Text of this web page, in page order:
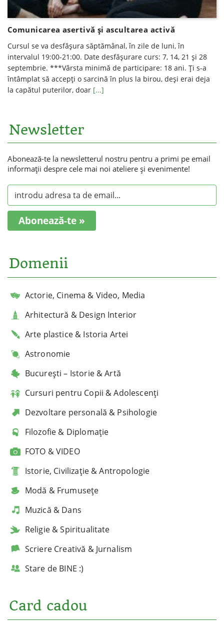
Comunicarea asertivă și ascultarea activă
Cursul se va desfăşura săptămânal, în zile de luni, în
intervalul 19:00-21:00. Date desfăşurare curs: 7, 14, 21 și 28
septembrie. ***Vârsta minimă de participare: 18 ani. Ți s-a
întâmplat să accepți o sarcină în plus la birou, deși erai deja
la capătul puterilor, doar [...]
Newsletter
Abonează-te la newsletterul nostru pentru a primi pe email
informaţii despre cele mai noi ateliere şi evenimente!
Abonează-te »
Domenii
Actorie, Cinema & Video, Media
Arhitectură & Design Interior
Arte plastice & Istoria Artei
Astronomie
București – Istorie & Artă
Cursuri pentru Copii & Adolescenți
Dezvoltare personală & Psihologie
Filozofie & Diplomație
FOTO & VIDEO
Istorie, Civilizație & Antropologie
Modă & Frumusețe
Muzică & Dans
Religie & Spiritualitate
Scriere Creativă & Jurnalism
Stare de BINE :)
Card cadou